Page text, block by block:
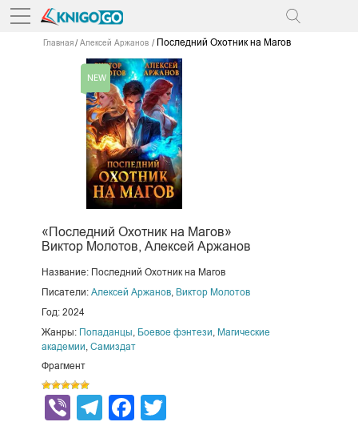
Главная Алексей Аржанов Последний Охотник на Магов
«Последний Охотник на Магов»
Виктор Молотов, Алексей Аржанов
Название: Последний Охотник на Магов
Писатели: Алексей Аржанов, Виктор Молотов
Год: 2024
Жанры: Попаданцы Боевое фэнтези Магические
академии Самиздат
Фрагмент
ViberTelegram
Facebook